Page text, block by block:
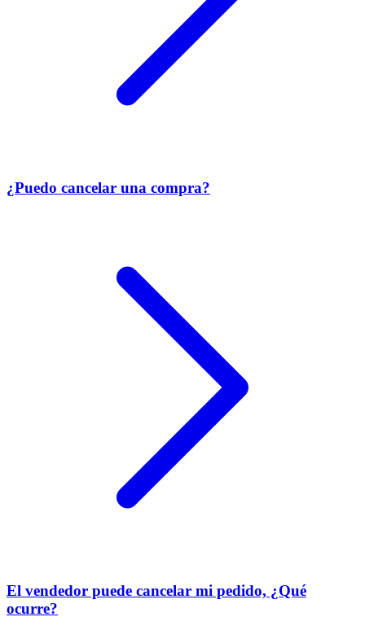
¿Puedo cancelar una compra?
El vendedor puede cancelar mi pedido, ¿Qué
ocurre?